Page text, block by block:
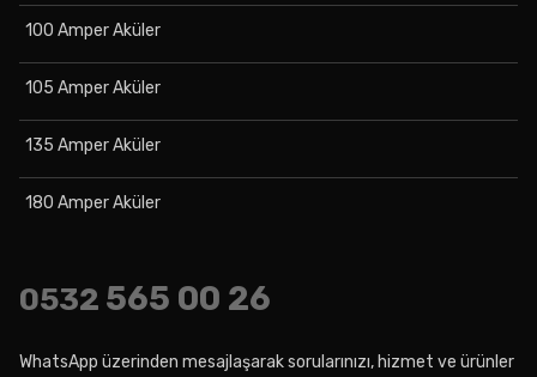
100 Amper Aküler
105 Amper Aküler
135 Amper Aküler
180 Amper Aküler
0532 565 00 26
WhatsApp üzerinden mesajlaşarak sorularınızı, hizmet ve ürünler